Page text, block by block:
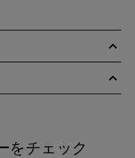
をチェック